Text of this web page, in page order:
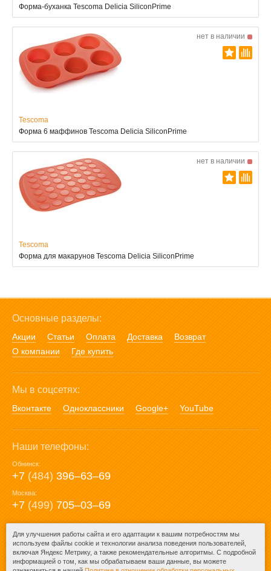
Форма-буханка Tescoma Delicia SiliconPrime
нет в наличии
Tescoma
Форма 6 маффинов Tescoma Delicia SiliconPrime
нет в наличии
Tescoma
Форма для макарунов Tescoma Delicia SiliconPrime
Основные разделы:
Акции Статьи Оплата Доставка
Возврат
О компании
Где купить
Мы в соцсетях:
Вконтакте Одноклассники Google+ YouTube
Наши телефоны:
Обнинск:
+7 (484) 396‒63‒69
Москва:
+7 (499) 705‒03‒69
E-mail:
mail@posuda40.ru
Для улучшения работы сайта и его адаптации к вашим потребностям мы
используем файлы cookie и технологии анализа поведения пользователей,
включая Яндекс Метрику, а также рекомендательные алгоритмы. С подробной
информацией о том, как мы обрабатываем ваши данные, вы можете